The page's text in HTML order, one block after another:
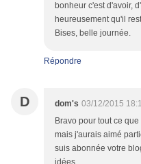
bonheur c'est d'avoir,
heureusement qu'il
Bises, belle journée.
Répondre
D dom's 03/12/2015
Bravo pour tout ce
mais j'aurais aimé
suis abonnée votre
idées.